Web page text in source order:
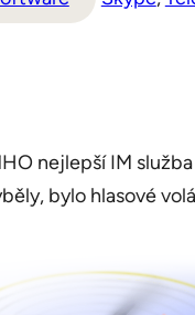
nejlepší IM
bylo hlasové